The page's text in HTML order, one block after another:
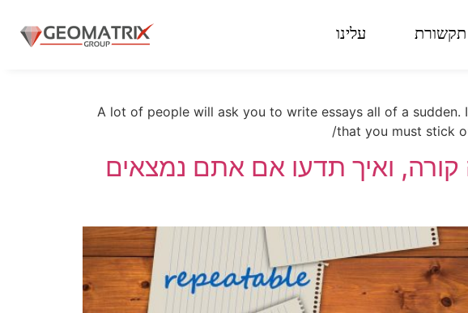
תקשורת עלינו
A lot of people will ask you to write essays all of a
that you must stick
קורה, ואיך תדעו אם אתם נמצאים